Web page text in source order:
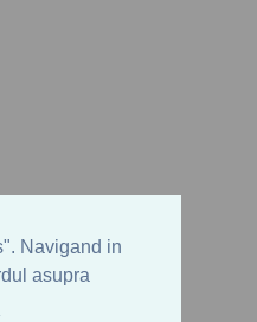
Navigand in
asupra